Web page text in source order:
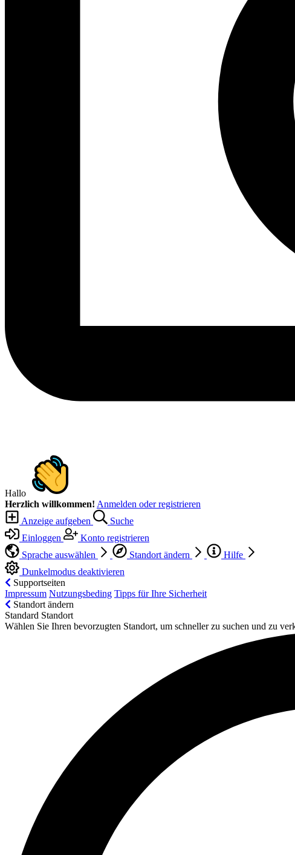
Hallo
Herzlich willkommen! Anmelden oder registrieren
Anzeige aufgeben
Suche
Einloggen
Konto registrieren
Sprache auswählen
Standort ändern
Hilfe
Dunkelmodus deaktivieren
Supportseiten
Impressum Nutzungsbeding Tipps für Ihre Sicherheit
Standort ändern
Standard Standort
Wählen Sie Ihren bevorzugten Standort, um schneller zu suchen und zu